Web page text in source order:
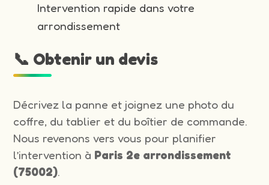
Intervention rapide dans votre
arrondissement
📞 Obtenir un devis
Décrivez la panne et joignez une photo du
coffre, du tablier et du boîtier de commande.
Nous revenons vers vous pour planifier
l’intervention à Paris 2e arrondissement
(75002).